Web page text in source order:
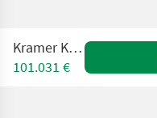
Kramer KT3610
101.031 €